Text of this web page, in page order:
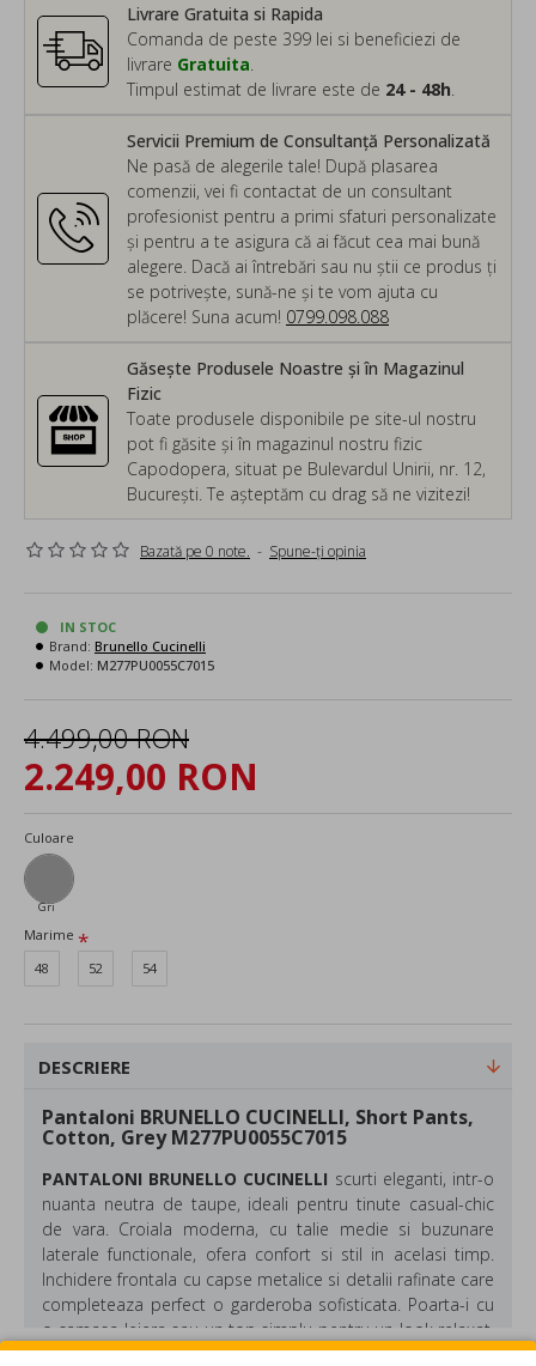
Servicii Premium de Consultanță Personalizată
Ne pasă de alegerile tale! După plasarea
comenzii, vei fi contactat de un consultant
profesionist pentru a primi sfaturi personalizate
și pentru a te asigura că ai făcut cea mai bună
alegere. Dacă ai întrebări sau nu știi ce produs ți
se potrivește, sună-ne și te vom ajuta cu
plăcere! Suna acum! 0799.098.088
Livrare Gratuita si Rapida
Comanda de peste 399 lei si beneficiezi de
livrare Gratuita
Timpul estimat de livrare este de 24 - 48h
Găsește Produsele Noastre și în Magazinul
Fizic
Toate produsele disponibile pe site-ul nostru
pot fi găsite și în magazinul nostru fizic
Capodopera, situat pe Bulevardul Unirii, nr. 12,
București. Te așteptăm cu drag să ne vizitezi!
Bazată pe 0 note. - Spune-ţi opinia
2.249,00 RON
4.499,00 RON
IN STOC
Brand: Brunello Cucinelli
Model: M277PU0055C7015
Culoare
Gri
Marime
48
52 54
DESCRIERE
Pantaloni BRUNELLO CUCINELLI, Short Pants,
Cotton, Grey M277PU0055C7015
PANTALONI BRUNELLO CUCINELLI scurti eleganti, intr-o
nuanta neutra de taupe, ideali pentru tinute casual-chic
de vara. Croiala moderna, cu talie medie si buzunare
laterale functionale, ofera confort si stil in acelasi timp.
Inchidere frontala cu capse metalice si detalii rafinate care
completeaza perfect o garderoba sofisticata. Poarta-i cu
o camasa lejera sau un top simplu pentru un look relaxat,
dar atent stilizat.